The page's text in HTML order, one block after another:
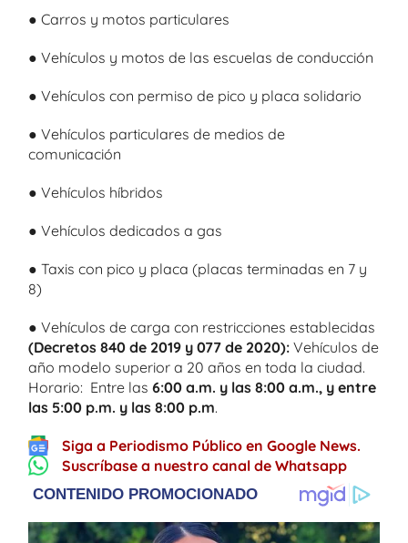
● Carros y motos particulares
● Vehículos y motos de las escuelas de conducción
● Vehículos con permiso de pico y placa solidario
● Vehículos particulares de medios de
comunicación
● Vehículos híbridos
● Vehículos dedicados a gas
● Taxis con pico y placa (placas terminadas en 7 y
8)
● Vehículos de carga con restricciones establecidas
(Decretos 840 de 2019 y 077 de 2020): Vehículos de
año modelo superior a 20 años en toda la ciudad.
Horario: Entre las 6:00 a.m. y las 8:00 a.m., y entre
las 5:00 p.m. y las 8:00 p.m.
Siga a Periodismo Público en Google News.
Suscríbase a nuestro canal de Whatsapp